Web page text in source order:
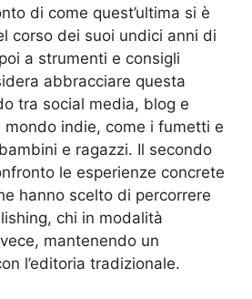
di come quest’ultima si è
corso dei suoi undici anni di
a strumenti e consigli
abbracciare questa
tra social media, blog e
mondo indie, come i fumetti e
e ragazzi. Il secondo
le esperienze concrete
hanno scelto di percorrere
chi in modalità
mantenendo un
l’editoria tradizionale.